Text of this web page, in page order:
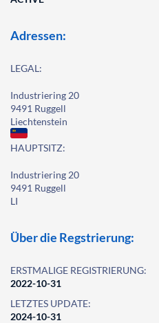
Adressen:
LEGAL:
Industriering 20
9491 Ruggell
Liechtenstein
HAUPTSITZ:
Industriering 20
9491 Ruggell
LI
Über die Regstrierung:
ERSTMALIGE REGISTRIERUNG:
2022-10-31
LETZTES UPDATE:
2024-10-31